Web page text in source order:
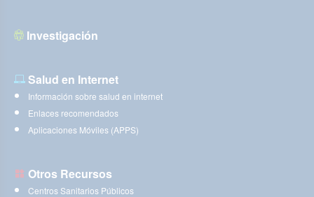
Investigación
Salud en Internet
Información sobre salud en internet
Enlaces recomendados
Aplicaciones Móviles (APPS)
Otros Recursos
Centros Sanitarios Públicos